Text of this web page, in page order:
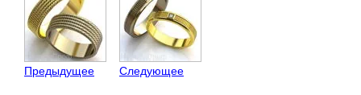
Предыдущее Следующее